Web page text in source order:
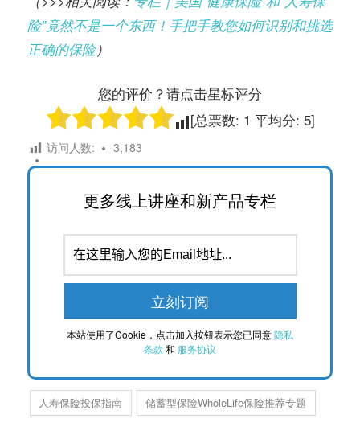
险”竟然不是一个东西！手把手教您如何识别和挑选
正确的保险）
您的评价？请点击星标评分
[总票数: 1 平均分: 5]
访问人数: 3,183
更多线上讲座和新产品专栏
本站使用了Cookie，点击加入按钮表示您已同意隐私
条款 和 服务协议
人寿保险投保指南 储蓄型保险WholeLife保险推荐专题